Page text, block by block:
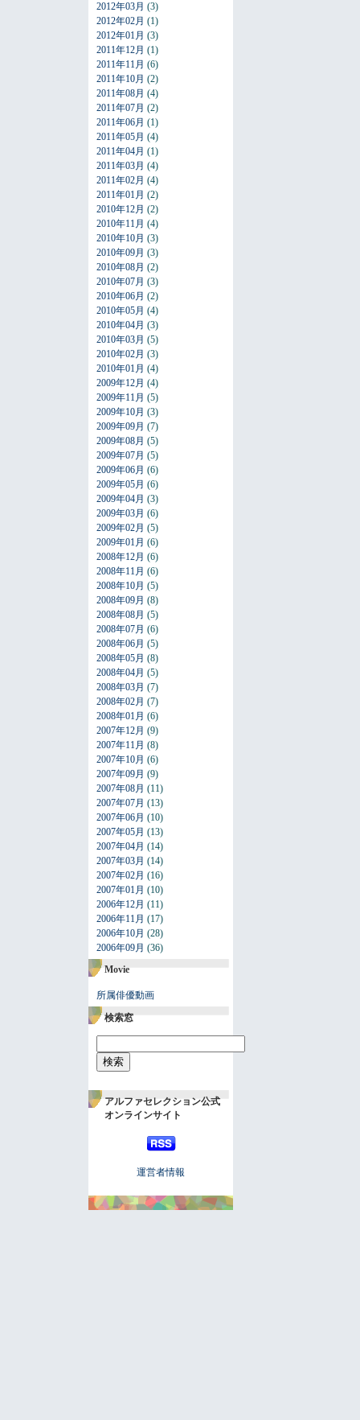
2012年03月 (3)
2012年02月 (1)
2012年01月 (3)
2011年12月 (1)
2011年11月 (6)
2011年10月 (2)
2011年08月 (4)
2011年07月 (2)
2011年06月 (1)
2011年05月 (4)
2011年04月 (1)
2011年03月 (4)
2011年02月 (4)
2011年01月 (2)
2010年12月 (2)
2010年11月 (4)
2010年10月 (3)
2010年09月 (3)
2010年08月 (2)
2010年07月 (3)
2010年06月 (2)
2010年05月 (4)
2010年04月 (3)
2010年03月 (5)
2010年02月 (3)
2010年01月 (4)
2009年12月 (4)
2009年11月 (5)
2009年10月 (3)
2009年09月 (7)
2009年08月 (5)
2009年07月 (5)
2009年06月 (6)
2009年05月 (6)
2009年04月 (3)
2009年03月 (6)
2009年02月 (5)
2009年01月 (6)
2008年12月 (6)
2008年11月 (6)
2008年10月 (5)
2008年09月 (8)
2008年08月 (5)
2008年07月 (6)
2008年06月 (5)
2008年05月 (8)
2008年04月 (5)
2008年03月 (7)
2008年02月 (7)
2008年01月 (6)
2007年12月 (9)
2007年11月 (8)
2007年10月 (6)
2007年09月 (9)
2007年08月 (11)
2007年07月 (13)
2007年06月 (10)
2007年05月 (13)
2007年04月 (14)
2007年03月 (14)
2007年02月 (16)
2007年01月 (10)
2006年12月 (11)
2006年11月 (17)
2006年10月 (28)
2006年09月 (36)
Movie
所属俳優動画
検索窓
アルファセレクション公式
オンラインサイト
運営者情報